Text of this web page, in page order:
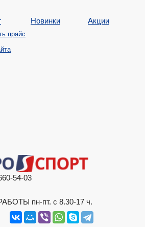
прайс
Новинки Акции
54-03
пн-пт. с 8.30-17 ч.